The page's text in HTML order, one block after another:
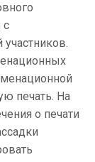
с
печать. На
о печати